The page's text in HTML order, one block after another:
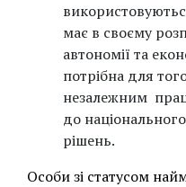
має в своєму
автономії та
потрібна для
незалежним
до
рішень.
Особи зі статусом